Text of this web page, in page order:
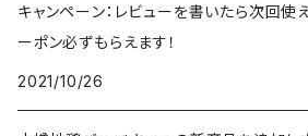
キャンペーン：レビューを書いたら次回使
ーポン必ずもらえます！
2021/10/26